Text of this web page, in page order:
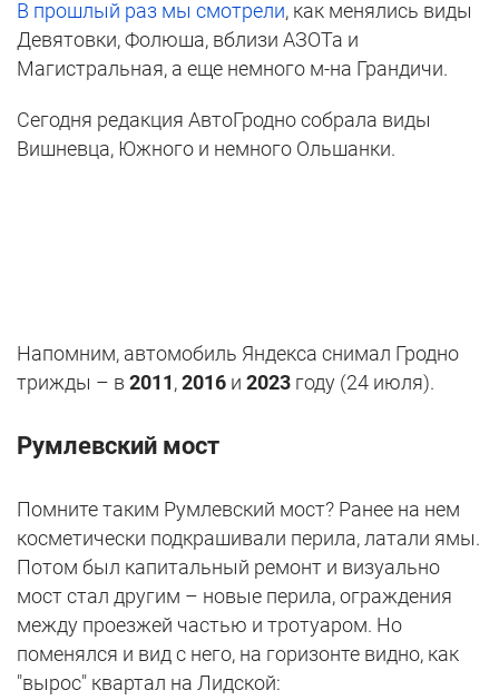
В прошлый раз мы смотрели, как менялись виды
Девятовки, Фолюша, вблизи АЗОТа и
Магистральная, а еще немного м-на Грандичи.
Сегодня редакция АвтоГродно собрала виды
Вишневца, Южного и немного Ольшанки.
Напомним, автомобиль Яндекса снимал Гродно
трижды – в 2011,2016 и 2023 году (24 июля).
Румлевский мост
Помните таким Румлевский мост? Ранее на нем
косметически подкрашивали перила, латали ямы.
Потом был капитальный ремонт и визуально
мост стал другим – новые перила, ограждения
между проезжей частью и тротуаром. Но
поменялся и вид с него, на горизонте видно, как
"вырос" квартал на Лидской: